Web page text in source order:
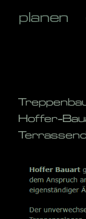
Hoffer-